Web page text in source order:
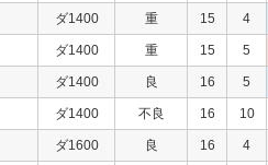
ダ1400 重 15 4
ダ1400 重 15 5
ダ1400 良 16 5
ダ1400 不良 16 10
ダ1600 良 16 4